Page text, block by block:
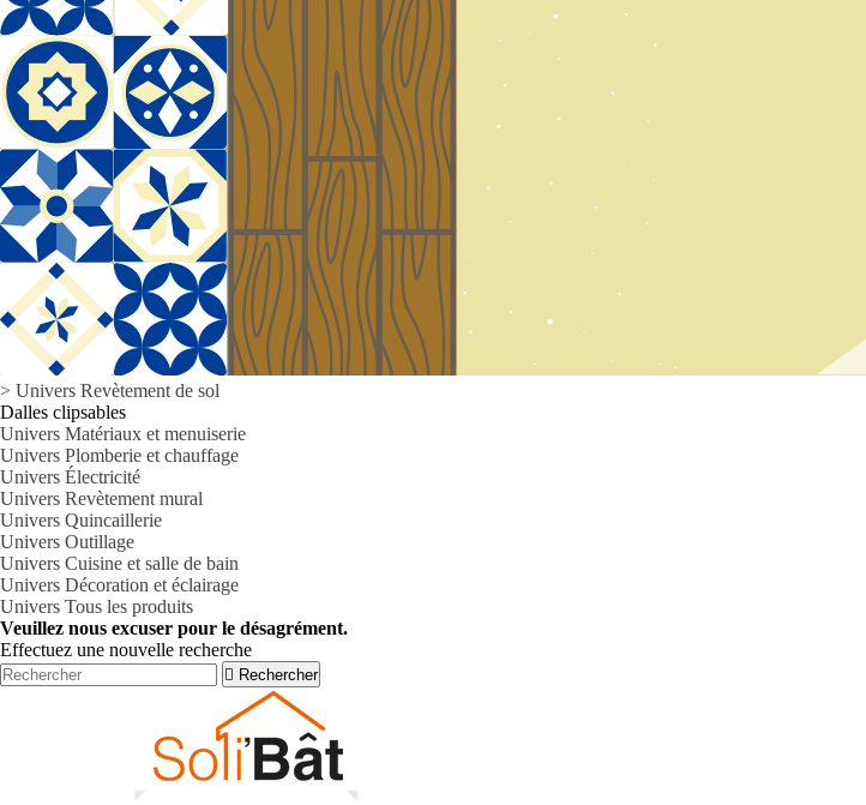
> Univers Revètement de sol
Dalles clipsables
Univers Matériaux et menuiserie
Univers Plomberie et chauffage
Univers Électricité
Univers Revètement mural
Univers Quincaillerie
Univers Outillage
Univers Cuisine et salle de bain
Univers Décoration et éclairage
Univers Tous les produits
Veuillez nous excuser pour le désagrément.
Effectuez une nouvelle recherche
 Rechercher